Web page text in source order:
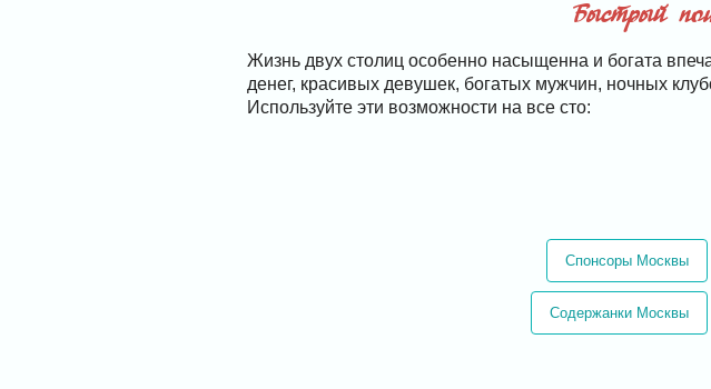
Быстрый
Жизнь двух столиц особенно насыщенна и богата
денег, красивых девушек, богатых мужчин, ночных
Используйте эти возможности на все сто:
Спонсоры Москвы
Содержанки Москвы